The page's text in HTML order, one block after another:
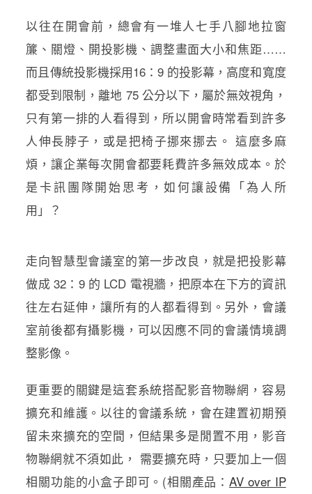
以往在開會前，總會有一堆人七手八腳地拉窗
簾、關燈、開投影機、調整畫面大小和焦距……
而且傳統投影機採用16：9 的投影幕，高度和寬度
都受到限制，離地 75 公分以下，屬於無效視角，
只有第一排的人看得到，所以開會時常看到許多
人伸長脖子，或是把椅子挪來挪去。 這麼多麻
煩，讓企業每次開會都要耗費許多無效成本。於
是卡訊團隊開始思考，如何讓設備「為人所
用」？
走向智慧型會議室的第一步改良，就是把投影幕
做成 32：9 的 LCD 電視牆，把原本在下方的資訊
往左右延伸，讓所有的人都看得到。另外，會議
室前後都有攝影機，可以因應不同的會議情境調
整影像。
更重要的關鍵是這套系統搭配影音物聯網，容易
擴充和維護。以往的會議系統，會在建置初期預
留未來擴充的空間，但結果多是閒置不用，影音
物聯網就不須如此， 需要擴充時，只要加上一個
相關功能的小盒子即可。(相關產品 ：AV over IP